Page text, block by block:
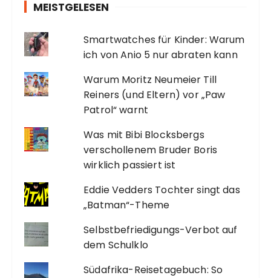
MEISTGELESEN
Smartwatches für Kinder: Warum
ich von Anio 5 nur abraten kann
Warum Moritz Neumeier Till
Reiners (und Eltern) vor „Paw
Patrol“ warnt
Was mit Bibi Blocksbergs
verschollenem Bruder Boris
wirklich passiert ist
Eddie Vedders Tochter singt das
„Batman“-Theme
Selbstbefriedigungs-Verbot auf
dem Schulklo
Südafrika-Reisetagebuch: So